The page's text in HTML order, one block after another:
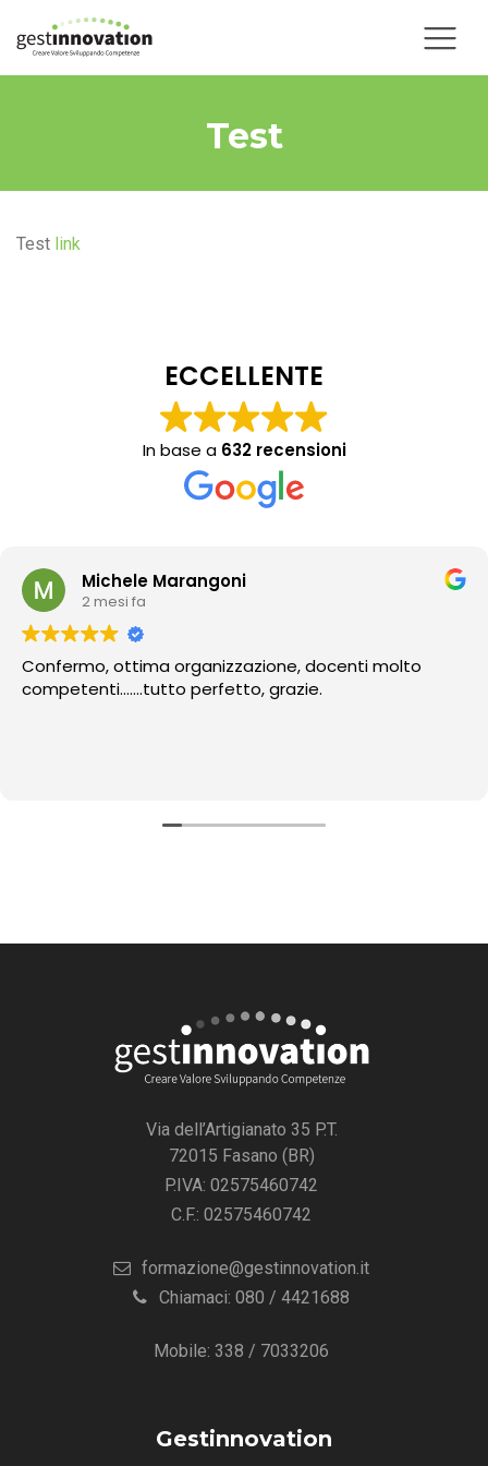
Test
Test link
ECCELLENTE
In base a 632 recensioni
Michele Marangoni
2 mesi fa
Confermo, ottima organizzazione, docenti molto
competenti…….tutto perfetto, grazie.
Via dell’Artigianato 35 P.T.
72015 Fasano (BR)
P.IVA: 02575460742
C.F.: 02575460742
formazione@gestinnovation.it
Chiamaci: 080 / 4421688
Mobile: 338 / 7033206
Gestinnovation